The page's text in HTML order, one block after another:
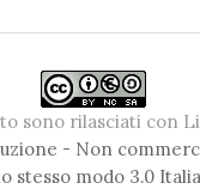
sono rilasciati con
- Non
stesso modo 3.0 Italia